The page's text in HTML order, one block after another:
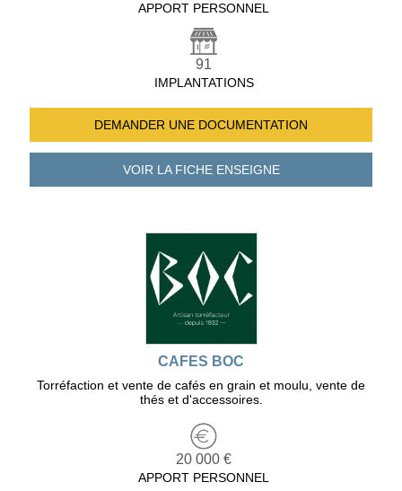
APPORT PERSONNEL
91
IMPLANTATIONS
DEMANDER UNE DOCUMENTATION
VOIR LA FICHEENSEIGNE
CAFES BOC
Torréfaction et vente de cafés en grain et moulu, vente de
thés et d'accessoires.
20 000 €
APPORT PERSONNEL